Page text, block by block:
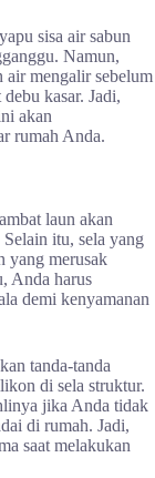
sisa air sabun
Namun,
air mengalir sebelum
kasar. Jadi,
akan
rumah Anda.
laun akan
itu, sela yang
yang merusak
Anda harus
demi kenyamanan
tanda-tanda
di sela struktur.
jika Anda tidak
di rumah. Jadi,
saat melakukan